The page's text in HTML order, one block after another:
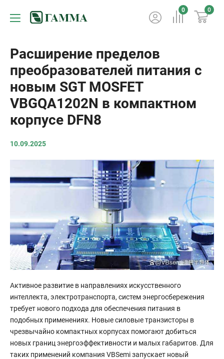
0 0
Расширение пределов
преобразователей питания с
новым SGT MOSFET
VBGQA1202N в компактном
корпусе DFN8
10.09.2025
Активное развитие в направлениях искусственного
интеллекта, электротранспорта, систем энергосбережения
требует нового подхода для обеспечения питания в
подобных применениях. Новые силовые транзисторы в
чрезвычайно компактных корпусах помогают добиться
новых границ энергоэффективности и малых габаритов. Для
таких применений компания VBSemi запускает новый